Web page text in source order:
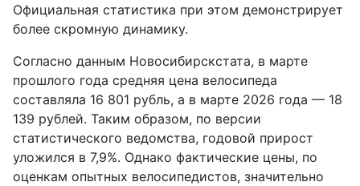
Официальная статистика при этом демонстрирует
более скромную динамику.
Согласно данным Новосибирскстата, в марте
прошлого года средняя цена велосипеда
составляла 16 801 рубль, а в марте 2026 года — 18
139 рублей. Таким образом, по версии
статистического ведомства, годовой прирост
уложился в 7,9%. Однако фактические цены, по
оценкам опытных велосипедистов, значительно